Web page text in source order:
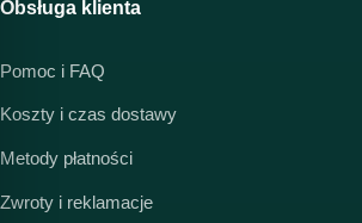
Obsługa klienta
Pomoc i FAQ
Koszty i czas dostawy
Metody płatności
Zwroty i reklamacje